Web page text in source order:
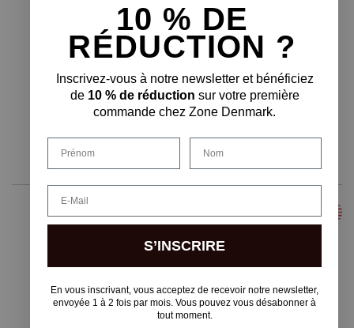
PAIEMENT SÉCURISÉ
FORME DE LIVRAISON
Copyright © F&H Group A/S · CVR: 10325838
10 % DE
RÉDUCTION ?
Inscrivez-vous à notre newsletter et bénéficiez
de 10 % de réduction sur votre première
commande chez Zone Denmark.
Prénom Nom
Email
S’INSCRIRE
En vous inscrivant, vous acceptez de recevoir notre newsletter,
envoyée 1 à 2 fois par mois. Vous pouvez vous désabonner à
tout moment.